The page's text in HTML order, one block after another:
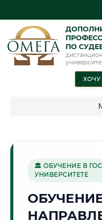
ПО
ХОЧУ
специальности"
Стоимость по программам
Стоимость по программам
🏛 ОБУЧЕНИЕ В
УНИВЕРСИТЕТЕ